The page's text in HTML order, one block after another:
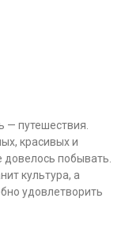
— путешествия.
красивых и
довелось побывать.
культура, а
удовлетворить